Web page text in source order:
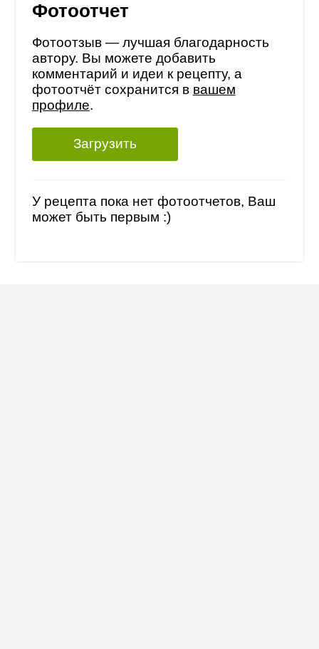
Фотоотчет
Фотоотзыв — лучшая благодарность
автору. Вы можете добавить
комментарий и идеи к рецепту, а
фотоотчёт сохранится в вашем
профиле.
Загрузить
У рецепта пока нет фотоотчетов, Ваш
может быть первым :)